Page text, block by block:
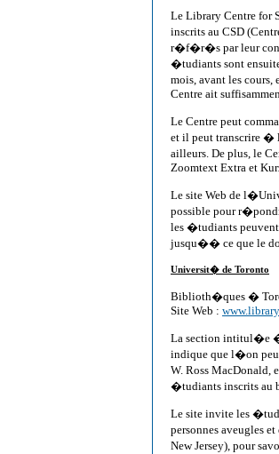
Le Library Centre for
inscrits au CSD
r�f�r�s par leur
�tudiants sont
mois, avant les cours,
Centre ait
Le Centre peut
et il peut transcrire �
ailleurs. De plus, le
Zoomtext Extra et
Le site Web de
possible pour
les �tudiants
jusqu�� ce que le
Universit� de Toronto
Biblioth�ques �
Site Web :
La section intitul�e
indique que l�on
W. Ross MacDonald,
�tudiants inscrits
Le site invite les
personnes aveugles
New Jersey), pour